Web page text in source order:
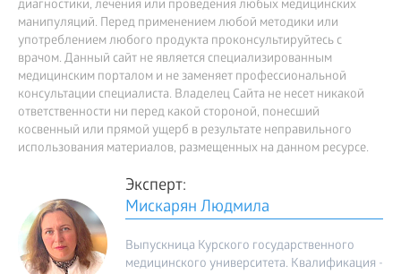
диагностики, лечения или проведения любых медицинских
манипуляций. Перед применением любой методики или
употреблением любого продукта проконсультируйтесь с
врачом. Данный сайт не является специализированным
медицинским порталом и не заменяет профессиональной
консультации специалиста. Владелец Сайта не несет никакой
ответственности ни перед какой стороной, понесший
косвенный или прямой ущерб в результате неправильного
использования материалов, размещенных на данном ресурсе.
Эксперт:
Мискарян Людмила
Выпускница Курского государственного
медицинского университета. Квалификация -